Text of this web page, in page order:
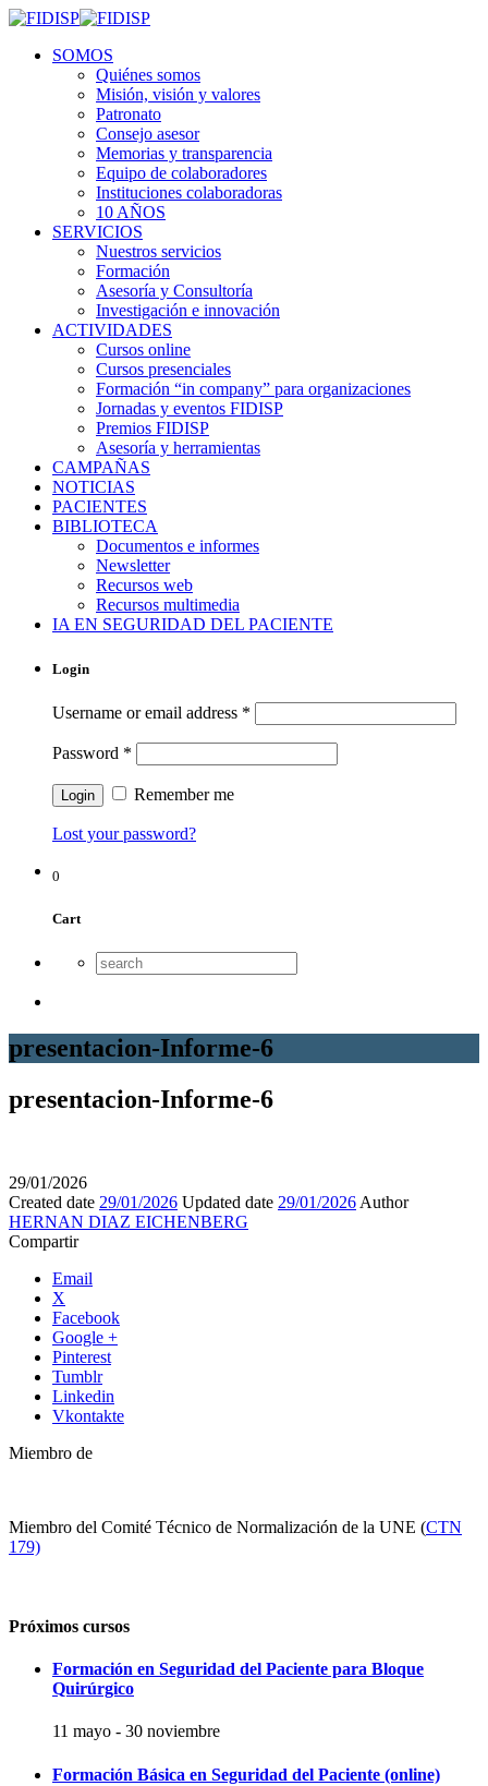
SOMOS
Quiénes somos
Misión, visión y valores
Patronato
Consejo asesor
Memorias y transparencia
Equipo de colaboradores
Instituciones colaboradoras
10 AÑOS
SERVICIOS
Nuestros servicios
Formación
Asesoría y Consultoría
Investigación e innovación
ACTIVIDADES
Cursos online
Cursos presenciales
Formación “in company” para organizaciones
Jornadas y eventos FIDISP
Premios FIDISP
Asesoría y herramientas
CAMPAÑAS
NOTICIAS
PACIENTES
BIBLIOTECA
Documentos e informes
Newsletter
Recursos web
Recursos multimedia
IA EN SEGURIDAD DEL PACIENTE
Login
Username or email address *
Password *
Remember me
Lost your password?
0
Cart
presentacion-Informe-6
presentacion-Informe-6
29/01/2026
Created date 29/01/2026 Updated date 29/01/2026 Author
HERNAN DIAZ EICHENBERG
Compartir
Email
X
Facebook
Google +
Pinterest
Tumblr
Linkedin
Vkontakte
Miembro de
Miembro del Comité Técnico de Normalización de la UNE (CTN
179)
Próximos cursos
Formación en Seguridad del Paciente para Bloque
Quirúrgico
11 mayo - 30 noviembre
Formación Básica en Seguridad del Paciente (online)